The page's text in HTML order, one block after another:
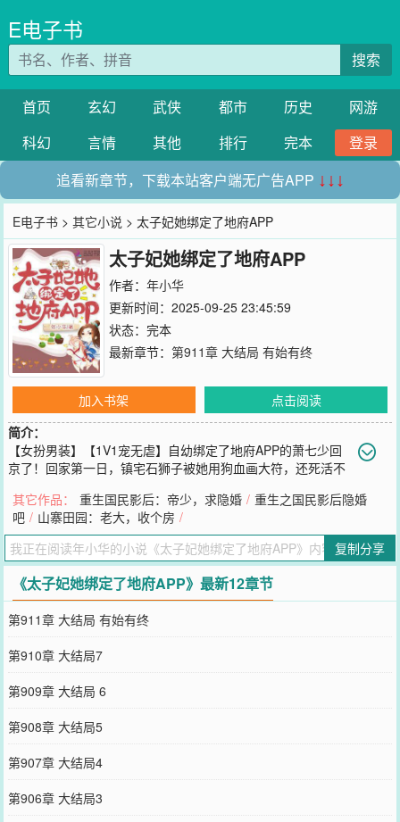
E电子书
搜索
首页 玄幻 武侠 都市 历史
网游
科幻
言情 其他 排行 完本
登录
追看新章节，下载本站客户端无广告APP ↓↓↓
E电子书 >其它小说 > 太子妃她绑定了地府APP
太子妃她绑定了地府APP
作者： 年小华
更新时间：2025-09-25 23:45:59
状态：完本
最新章节： 第911章 大结局 有始有终
加入书架
点击阅读
简介：
【女扮男装】【1V1宠无虐】自幼绑定了地府APP的萧七少回
京了！回家第一日，镇宅石狮子被她用狗血画大符，还死活不
非说人家死得可怜。“这次更可怕了，萧七少在院子里跳大神，神神叨
叨吓死了个小丫鬟，造孽啊！”“……”她是荒唐臭弟弟，人弃狗嫌。萧
家一个、两个、五、六个哥哥表示：这孩子指定不是亲生的！她还是
玄门大师，神目如电。算
您要是觉得《 太子妃她绑定了地府APP》还不错的话请不要忘记向您
QQ群和微博微信里的朋友推荐哦！
其它作品： 重生国民影后：帝少，求隐婚 / 重生之国民影后隐婚
吧 / 山寨田园：老大，收个房 /
复制分享
《太子妃她绑定了地府APP》最新12章节
第911章 大结局 有始有终
第910章 大结局7
第909章 大结局 6
第908章 大结局5
第907章 大结局4
第906章 大结局3